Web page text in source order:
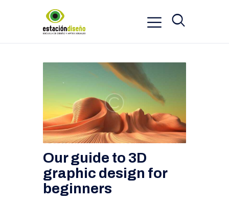
Our guide to 3D
graphic design for
beginners